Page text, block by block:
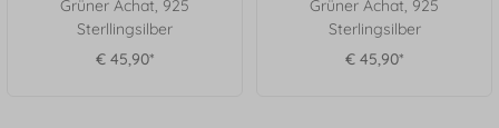
Grüner Achat, 925
Sterllingsilber
€ 45,90*
Grüner Achat, 925
Sterlingsilber
€ 45,90*